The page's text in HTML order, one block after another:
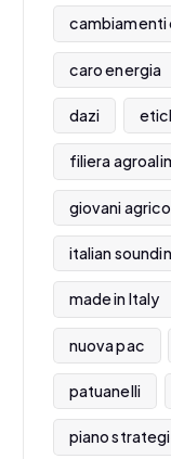
cambiamenti
caro energia
dazi
filiera
giovani
italian
made in Italy
nuova pac
patuanelli
piano